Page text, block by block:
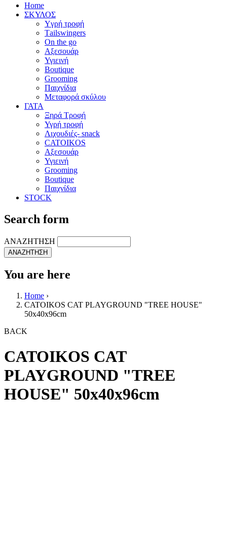
Home
ΣΚΥΛΟΣ
Yγρή τροφή
Τailswingers
On the go
Αξεσουάρ
Υγιεινή
Boutique
Grooming
Παιχνίδια
Μεταφορά σκύλου
ΓΑΤΑ
Ξηρά Τροφή
Υγρή τροφή
Λιχουδιές- snack
CATOIKOS
Αξεσουάρ
Υγιεινή
Grooming
Boutique
Παιχνίδια
STOCK
Search form
ΑΝΑΖΗΤΗΣΗ
You are here
Home ›
CATOIKOS CAT PLAYGROUND "TREE HOUSE"
50x40x96cm
BACK
CATOIKOS CAT
PLAYGROUND "TREE
HOUSE" 50x40x96cm